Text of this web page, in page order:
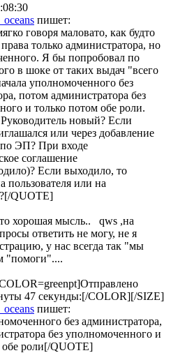
пишет:
говоря маловато, как будто
только администратора, но
Я бы попробовал по
в шоке от таких выдач "всего
уполномоченного без
потом администратора без
и только потом обе роли.
новый? Если
или через добавление
ЭП? При входе
соглашение
Если выходило, то
пользователя или на
QUOTE]
хорошая мысль.. qws ,на
ответить не могу, не я
у нас всегда так "мы
"помоги"....
47 секунды:[/COLOR][/SIZE]
пишет:
без администратора,
без уполномоченного и
обе роли[/QUOTE]